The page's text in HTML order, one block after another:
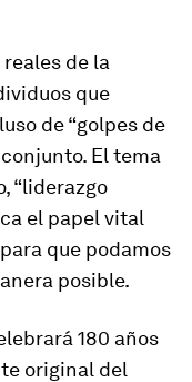
de la
que
de “golpes de
El tema
“liderazgo
el papel vital
que podamos
posible.
180 años
original del